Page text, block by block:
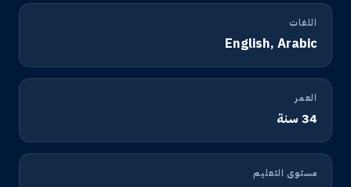
اللغات
English, Arabic
العمر
34 سنة
مستوى التعليم